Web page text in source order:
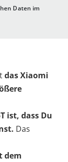
Daten im
das Xiaomi
ist, dass Du
Das
dem